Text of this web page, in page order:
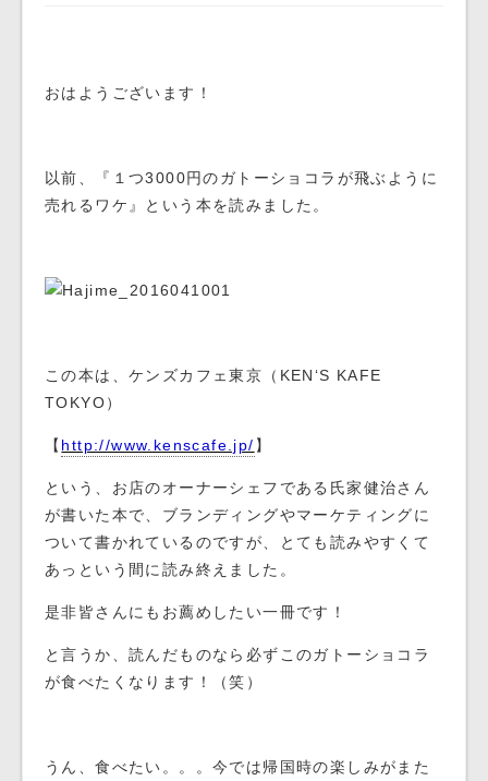
おはようございます！
以前、『１つ3000円のガトーショコラが飛ぶように
売れるワケ』という本を読みました。
この本は、ケンズカフェ東京（KEN‘S KAFE
TOKYO）
【 http://www.kenscafe.jp/ 】
という、お店のオーナーシェフである氏家健治さん
が書いた本で、ブランディングやマーケティングに
ついて書かれているのですが、とても読みやすくて
あっという間に読み終えました。
是非皆さんにもお薦めしたい一冊です！
と言うか、読んだものなら必ずこのガトーショコラ
が食べたくなります！（笑）
うん、食べたい。。。今では帰国時の楽しみがまた